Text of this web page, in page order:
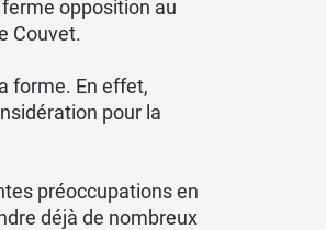
ferme opposition au
Couvet.
forme. En effet,
pour la
préoccupations en
déjà de nombreux